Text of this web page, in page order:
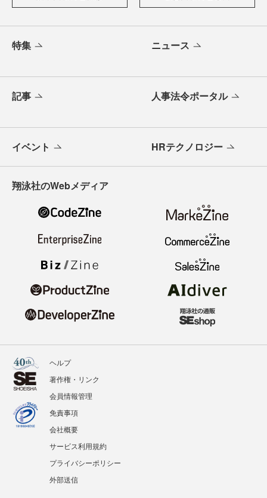
特集 ニュース
記事 人事法令ポータル
イベント HRテクノロジー
翔泳社のWebメディア
ヘルプ
著作権・リンク
会員情報管理
免責事項
会社概要
サービス利用規約
プライバシーポリシー
外部送信